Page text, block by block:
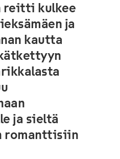
reitti kulkee
ja
kautta
ja sieltä
romanttisiin